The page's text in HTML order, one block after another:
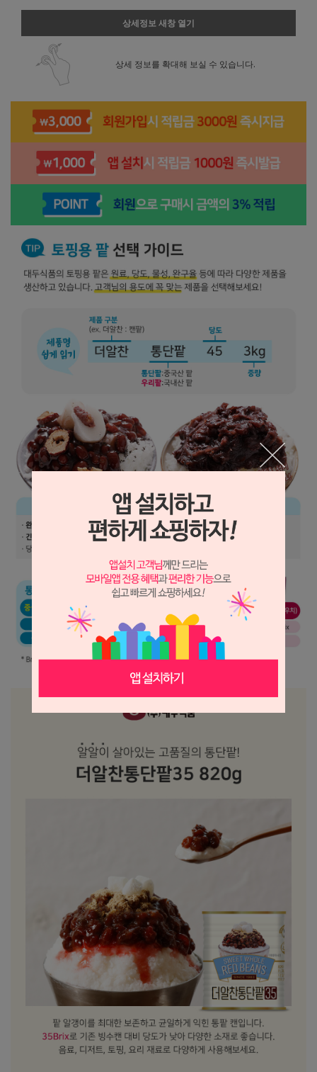
상세정보 새창 열기
상세 정보를 확대해 보실 수 있습니다.